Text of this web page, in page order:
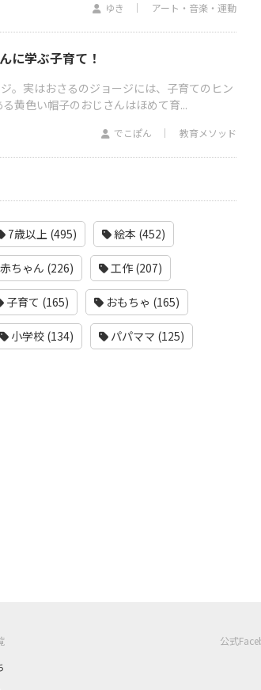
ゆき アート・音楽・運動
に学ぶ子育て！
。実はおさるのジョージには、子育てのヒン
黄色い帽子のおじさんはほめて育...
でこぽん 教育メソッド
7歳以上 (495) 絵本 (452)
赤ちゃん (226) 工作 (207)
子育て (165) おもちゃ (165)
小学校 (134) パパママ (125)
公式